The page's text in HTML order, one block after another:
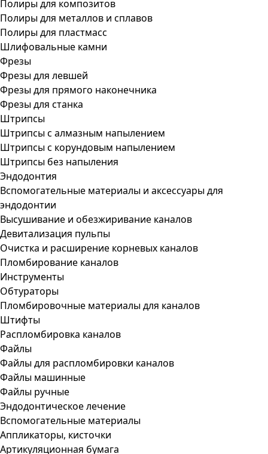
Полиры для композитов
Полиры для металлов и сплавов
Полиры для пластмасс
Шлифовальные камни
Фрезы
Фрезы для левшей
Фрезы для прямого наконечника
Фрезы для станка
Штрипсы
Штрипсы c алмазным напылением
Штрипсы c корундовым напылением
Штрипсы без напыления
Эндодонтия
Вспомогательные материалы и аксессуары для
эндодонтии
Высушивание и обезжиривание каналов
Девитализация пульпы
Очистка и расширение корневых каналов
Пломбирование каналов
Инструменты
Обтураторы
Пломбировочные материалы для каналов
Штифты
Распломбировка каналов
Файлы
Файлы для распломбировки каналов
Файлы машинные
Файлы ручные
Эндодонтическое лечение
Вспомогательные материалы
Аппликаторы, кисточки
Артикуляционная бумага